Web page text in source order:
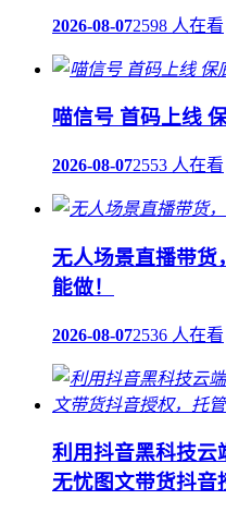
2026-08-072598 人在看
喵信号 首码上线
2026-08-072553 人在看
无人场景直播带货
能做！
2026-08-072536 人在看
利用抖音黑科技云
无忧图文带货抖音